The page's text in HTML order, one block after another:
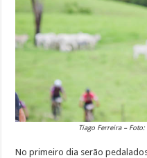
Tiago Ferreira –
No primeiro dia serão